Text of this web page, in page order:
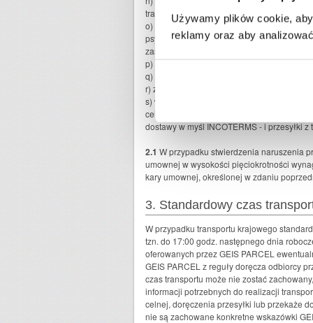
Używamy plików cookie,
reklamy oraz aby
transportu lub mogą być wykluczone z
o) zawierających produkty lecznicze w
psychotropowe i halucynogenne, z
zastrzeżeniem zgody GEIS PARCEL na
p) zawierających rzeczy przewożone pod
q) zawierających rzeczy, dla których
r) za pobraniem (COD) równą lub
s) w przypadku dostaw
celnej lub przygotowywane na karnet -ATA,
dostawy w myśl INCOTERMS - i przesyłki
2.1 W przypadku stwierdzenia naruszenia
umownej w wysokości pięciokrotności
kary umownej, określonej w zdaniu
3. Standardowy czas
W przypadku transportu krajowego
tzn. do 17:00 godz. następnego dnia
oferowanych przez GEIS PARCEL
GEIS PARCEL z reguły doręcza odbiorcy
czas transportu może nie zostać
informacji potrzebnych do realizacji
celnej, doręczenia przesyłki lub przekaże
nie są zachowane konkretne wskazówki